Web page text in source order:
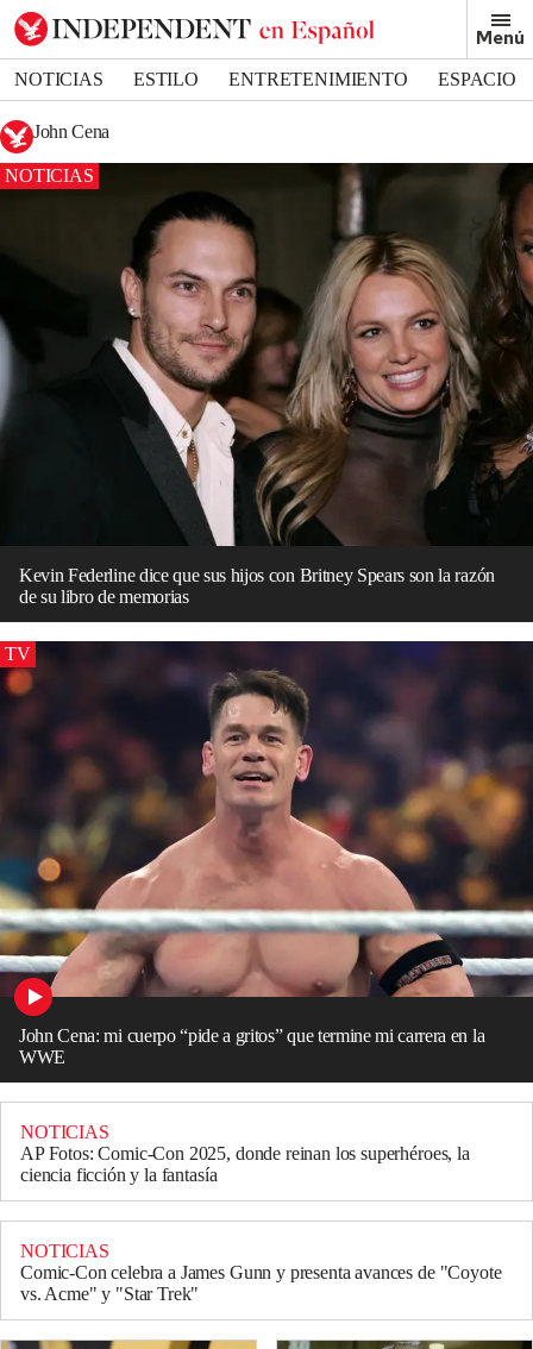
Menú
NOTICIAS ESTILO ENTRETENIMIENTO
ESPACIO
DEPORTES
John Cena
NOTICIAS
Kevin Federline dice que sus hijos con Britney Spears son la razón
de su libro de memorias
TV
John Cena: mi cuerpo “pide a gritos” que termine mi carrera en la
WWE
NOTICIAS
AP Fotos: Comic-Con 2025, donde reinan los superhéroes, la
ciencia ficción y la fantasía
NOTICIAS
Comic-Con celebra a James Gunn y presenta avances de "Coyote
vs. Acme" y "Star Trek"